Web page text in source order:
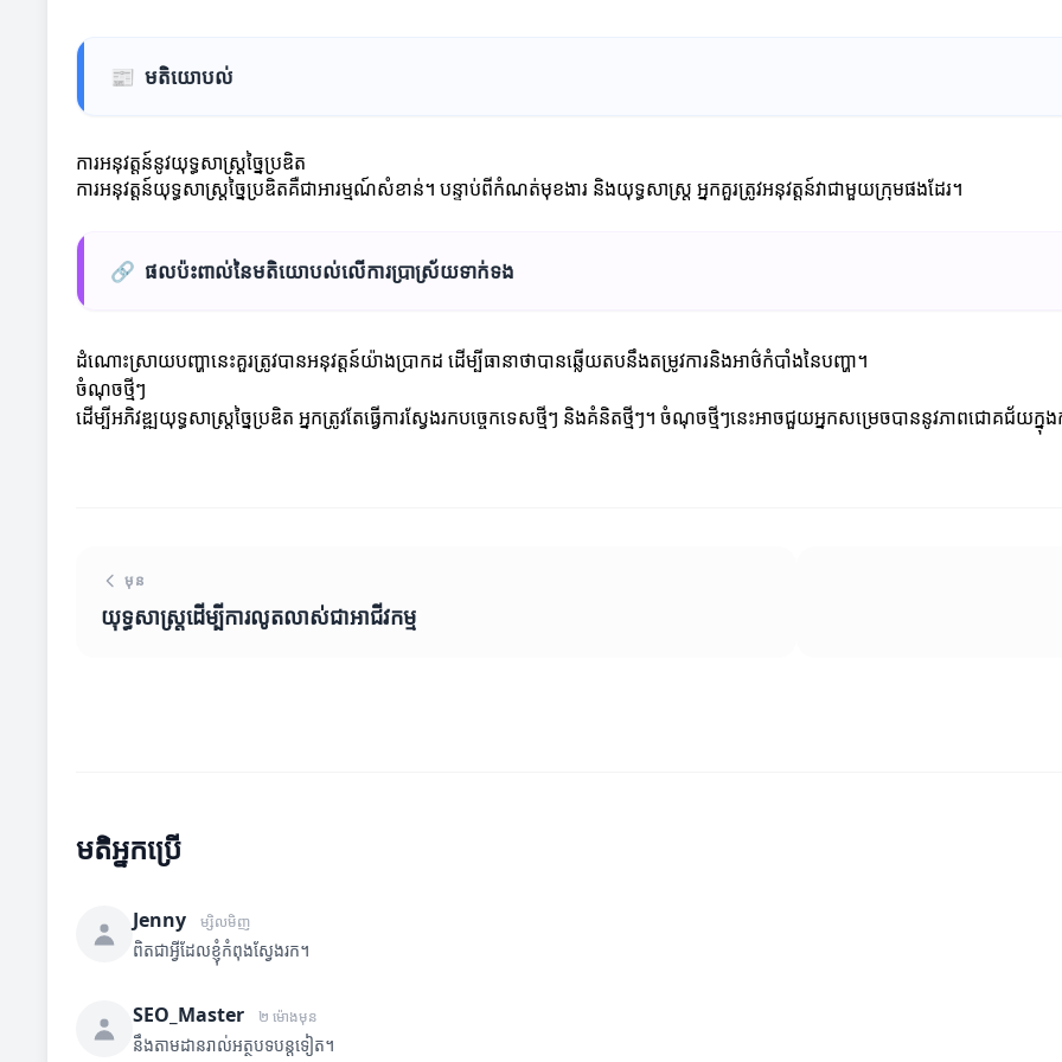
📰 មតិយោបល់
ការអនុវត្តន៍នូវយុទ្ធសាស្ត្រច្នៃប្រឌិត
ការអនុវត្តន៍យុទ្ធសាស្ត្រច្នៃប្រឌិតគឺជាអារម្មណ៍សំខាន់។ បន្ទាប់ពីកំណត់មុខងារ និងយុទ្ធសាស្ត្រ អ្នកគួរត្រូវអនុវត្តន៍វាជាមួយក្រុមផងដែរ។
🔗 ផលប៉ះពាល់នៃមតិយោបល់លើការប្រាស្រ័យទាក់ទង
ដំណោះស្រាយបញ្ហានេះគួរត្រូវបានអនុវត្តន៍យ៉ាងប្រាកដ ដើម្បីធានាថាបានឆ្លើយតបនឹងតម្រូវការនិងអាថ៌កំបាំងនៃបញ្ហា។
ចំណុចថ្មីៗ
ដើម្បីអភិវឌ្ឍយុទ្ធសាស្ត្រច្នៃប្រឌិត អ្នកត្រូវតែធ្វើការស្វែងរកបច្ចេកទេសថ្មីៗ និងគំនិតថ្មីៗ។ ចំណុចថ្មីៗនេះអាចជួយអ្នកសម្រេចបាននូវភាពជោគជ័យក្នុ
មុន
យុទ្ធសាស្រ្តដើម្បីការលូតលាស់ជាអាជីវកម្ម
មតិអ្នកប្រើ
Jenny ម្សិលមិញ
ពិតជាអ្វីដែលខ្ញុំកំពុងស្វែងរក។
SEO_Master ២ ម៉ោងមុន
នឹងតាមដានរាល់អត្ថបទបន្តទៀត។